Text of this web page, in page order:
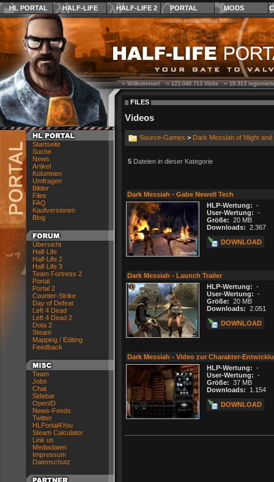
HL PORTAL HALF-LIFE HALF-LIFE 2 PORTAL MODS
Startseite
Suche
News
Artikel
Kolumnen
Umfragen
Bilder
Files
FAQ
Kaufversionen
Blog
Übersicht
Half-Life
Half-Life 2
Half-Life 3
Team Fortress 2
Portal
Portal 2
Counter-Strike
Day of Defeat
Left 4 Dead
Left 4 Dead 2
Dota 2
Steam
Mapping / Editing
Feedback
Team
Jobs
Chat
Sidebar
OpenID
News-Feeds
Twitter
HLPortal4You
Steam Calculator
Link us
Mediadaten
Impressum
Datenschutz
›› Willkommen! ››123.048.713Visits ››18.313
FILES
Videos
Source-Games > Dark Messiah of Might and
5 Dateien in dieser Kategorie
Dark Messiah - Gabe Newell Tech
HLP-Wertung: -
User-Wertung: -
Größe: 20 MB
Downloads: 2.367
DOWNLOAD
Dark Messiah - Launch Trailer
HLP-Wertung: -
User-Wertung: -
Größe: 20 MB
Downloads: 2.051
DOWNLOAD
Dark Messiah - Video zur Charakter-
HLP-Wertung: -
User-Wertung: -
Größe: 37 MB
Downloads: 1.154
DOWNLOAD